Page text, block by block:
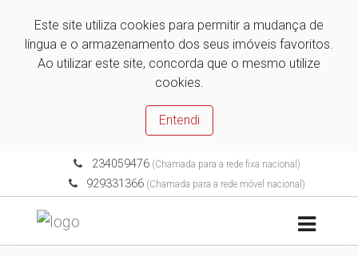
Este site utiliza cookies para permitir a mudança de
língua e o armazenamento dos seus imóveis favoritos.
Ao utilizar este site, concorda que o mesmo utilize
cookies.
Entendi
234059476(Chamada para a rede fixa nacional)
929331366 (Chamada para a rede móvel nacional)